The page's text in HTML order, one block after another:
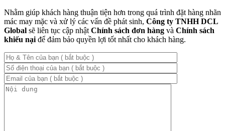
Nhằm giúp khách hàng thuận tiện hơn trong quá trình đặt hàng nhãn
mác may mặc và xử lý các vấn đề phát sinh, Công ty TNHH DCL
Global sẽ liên tục cập nhật Chính sách đơn hàng và Chính sách
khiếu nại để đảm bảo quyền lợi tốt nhất cho khách hàng.